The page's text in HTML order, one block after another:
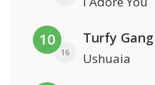
10
16
Turfy
Ushuaia